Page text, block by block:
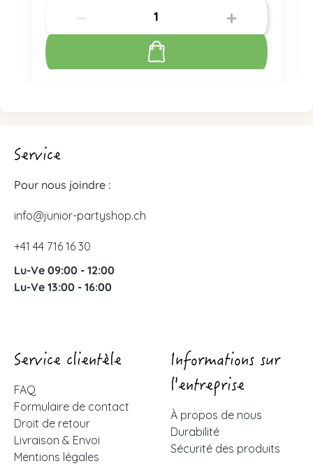
Service
Pour nous joindre :
info@junior-partyshop.ch
+41 44 716 16 30
Lu-Ve 09:00 - 12:00
Lu-Ve 13:00 - 16:00
Service clientèle
FAQ
Formulaire de contact
Droit de retour
Livraison & Envoi
Mentions légales
Informations sur
l'entreprise
À propos de nous
Durabilité
Sécurité des produits